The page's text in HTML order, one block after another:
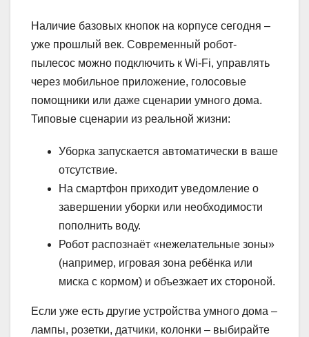
Наличие базовых кнопок на корпусе сегодня –
уже прошлый век. Современный робот-
пылесос можно подключить к Wi-Fi, управлять
через мобильное приложение, голосовые
помощники или даже сценарии умного дома.
Типовые сценарии из реальной жизни:
Уборка запускается автоматически в ваше
отсутствие.
На смартфон приходит уведомление о
завершении уборки или необходимости
пополнить воду.
Робот распознаёт «нежелательные зоны»
(например, игровая зона ребёнка или
миска с кормом) и объезжает их стороной.
Если уже есть другие устройства умного дома –
лампы, розетки, датчики, колонки – выбирайте